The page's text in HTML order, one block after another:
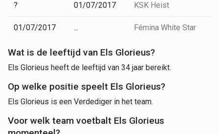
? 01/07/2017 KSK Heist
01/07/2017 ... Fémina White Star
Wat is de leeftijd van Els Glorieus?
Els Glorieus heeft de leeftijd van 34 jaar bereikt.
Op welke positie speelt Els Glorieus?
Els Glorieus is een Verdediger in het team.
Voor welk team voetbalt Els Glorieus